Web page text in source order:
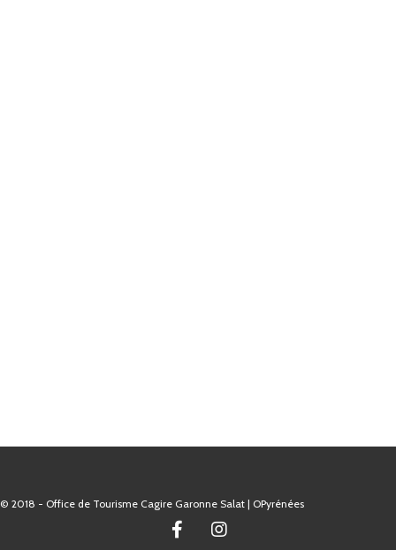
© 2018 - Office de Tourisme Cagire Garonne Salat | OPyrénées